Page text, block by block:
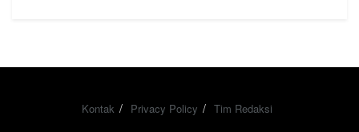
Kontak Privacy Policy Tim Redaksi